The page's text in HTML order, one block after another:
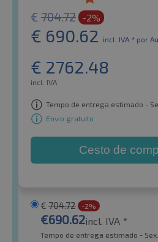
€ 704.72 -2%
€ 690.62 incl. IVA * por
€ 2762.48
incl. IVA
Tempo de entrega estimado -
Envio gratuito
Cesto de
€ 704.72 -2%
€690.62incl. IVA *
Tempo de entrega estimado -